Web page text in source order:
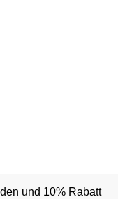
und 10% Rabatt